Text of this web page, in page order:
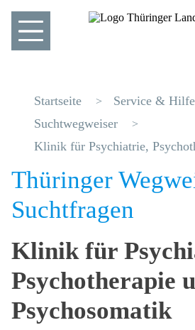
Startseite
Service & Hilfe
Suchtwegweiser
Klinik für Psychiatrie,
Thüringer
Suchtfragen
Klinik für
Psychotherapie
Psychosomatik